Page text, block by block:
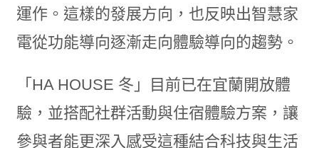
運作。這樣的發展方向，也反映出智慧家
電從功能導向逐漸走向體驗導向的趨勢。
「HA HOUSE 冬」目前已在宜蘭開放體
驗，並搭配社群活動與住宿體驗方案，讓
參與者能更深入感受這種結合科技與生活